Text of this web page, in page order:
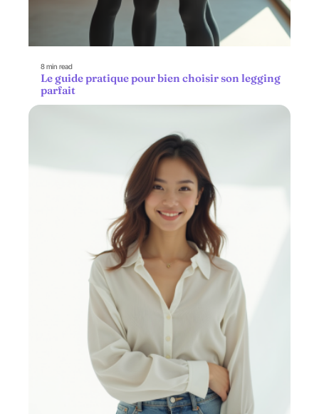
8 min read
Le guide pratique pour bien choisir son legging
parfait